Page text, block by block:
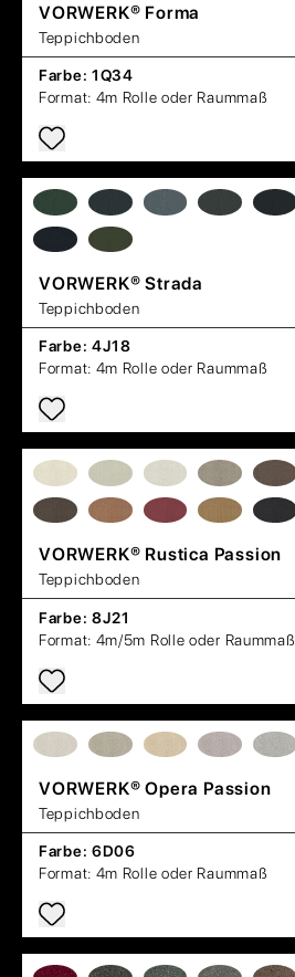
VORWERK® Forma
Teppichboden
Farbe: 1Q34
Format: 4m Rolle oder Raummaß
VORWERK® Strada
Teppichboden
Farbe: 4J18
Format: 4m Rolle oder Raummaß
VORWERK® Rustica Passion
Teppichboden
Farbe: 8J21
Format: 4m/5m Rolle oder Raummaß
VORWERK® Opera Passion
Teppichboden
Farbe: 6D06
Format: 4m Rolle oder Raummaß